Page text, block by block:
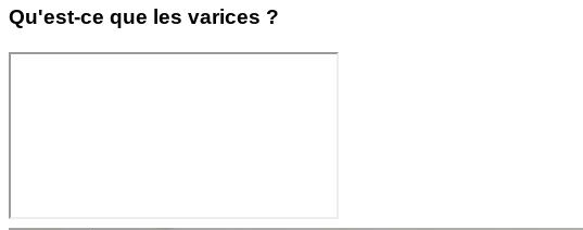
Qu'est-ce que les varices ?